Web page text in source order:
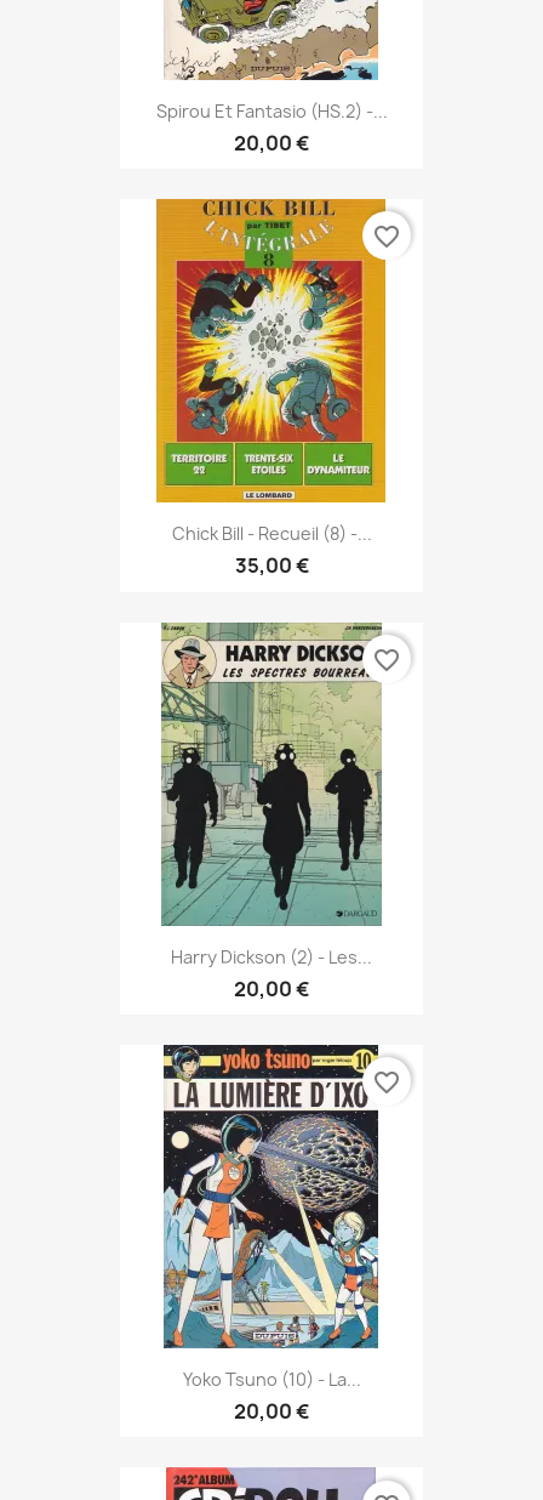
Spirou Et Fantasio (HS.2) -...
20,00 €
Chick Bill - Recueil (8) -...
35,00 €
favorite_border
Harry Dickson (2) - Les...
20,00 €
favorite_border
Yoko Tsuno (10) - La...
20,00 €
favorite_border